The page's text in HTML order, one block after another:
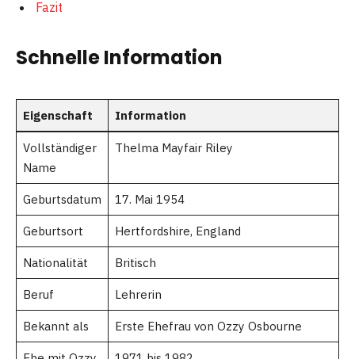
Fazit
Schnelle Information
Eigenschaft Information
Vollständiger
Name
Thelma Mayfair Riley
Geburtsdatum 17. Mai 1954
Geburtsort Hertfordshire, England
Nationalität Britisch
Beruf Lehrerin
Bekannt als Erste Ehefrau von Ozzy Osbourne